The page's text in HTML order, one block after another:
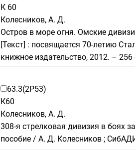
К 60
Колесников, А. Д.
Остров в море огня. Омские
[Текст] : посвящается 70-летию
книжное издательство, 2012. – 256
63.3(2Р53)
К60
Колесников, А. Д.
308-я стрелковая дивизия в боях
пособие / А. Д. Колесников ;